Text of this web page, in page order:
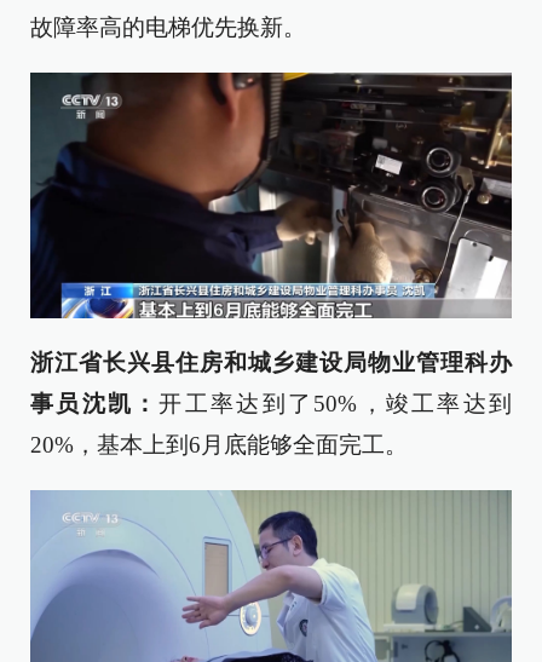
故障率高的电梯优先换新。
浙江省长兴县住房和城乡建设局物业管理科办
事员沈凯：开工率达到了50%，竣工率达到
20%，基本上到6月底能够全面完工。